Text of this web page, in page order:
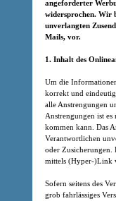
angeforderter
widersprochen. Wir
unverlangten
Mails, vor.
1. Inhalt des
Um die
korrekt und
alle Anstrengungen
Anstrengungen ist es
kommen kann. Das
Verantwortlichen
oder Zusicherungen.
mittels (Hyper-)Link
Sofern seitens des
grob fahrlässiges